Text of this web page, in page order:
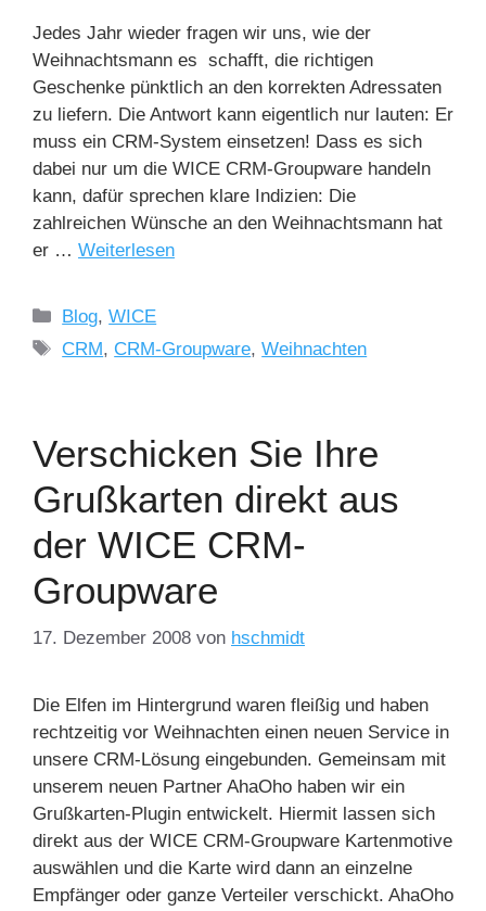
Jedes Jahr wieder fragen wir uns, wie der
Weihnachtsmann es schafft, die richtigen
Geschenke pünktlich an den korrekten Adressaten
zu liefern. Die Antwort kann eigentlich nur lauten: Er
muss ein CRM-System einsetzen! Dass es sich
dabei nur um die WICE CRM-Groupware handeln
kann, dafür sprechen klare Indizien: Die
zahlreichen Wünsche an den Weihnachtsmann hat
er … Weiterlesen
Kategorien
Blog,WICE
Schlagwörter
CRM, CRM-Groupware,Weihnachten
Verschicken Sie Ihre
Grußkarten direkt aus
der WICE CRM-
Groupware
17. Dezember 2008 von hschmidt
Die Elfen im Hintergrund waren fleißig und haben
rechtzeitig vor Weihnachten einen neuen Service in
unsere CRM-Lösung eingebunden. Gemeinsam mit
unserem neuen Partner AhaOho haben wir ein
Grußkarten-Plugin entwickelt. Hiermit lassen sich
direkt aus der WICE CRM-Groupware Kartenmotive
auswählen und die Karte wird dann an einzelne
Empfänger oder ganze Verteiler verschickt. AhaOho